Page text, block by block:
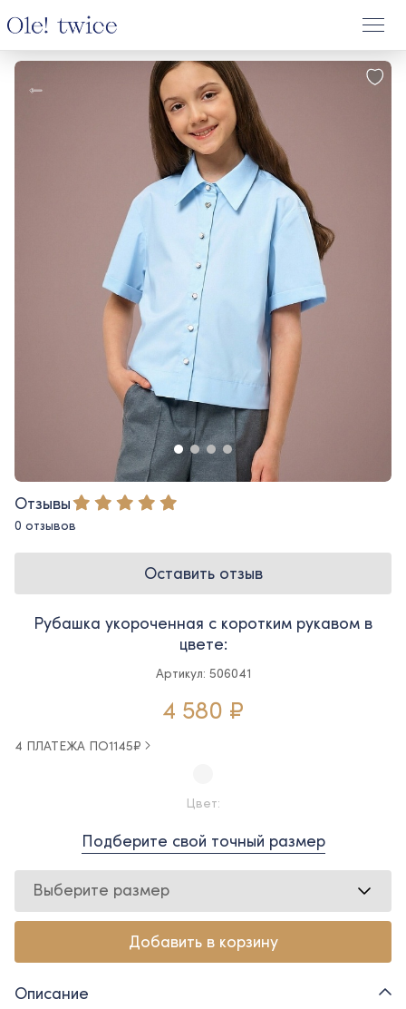
Отзывы
0 отзывов
Оставить отзыв
Рубашка укороченная с коротким рукавом в
цвете:
Артикул: 506041
4 580 ₽
4 ПЛАТЕЖА ПО1145₽
Цвет:
Подберите свой точный размер
Выберите размер
Добавить в корзину
Описание